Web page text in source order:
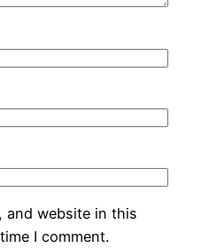
and website in this
I comment.